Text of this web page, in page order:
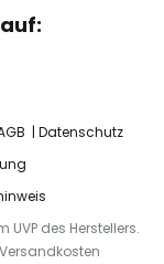
Datenschutz
des Herstellers.
Versandkosten